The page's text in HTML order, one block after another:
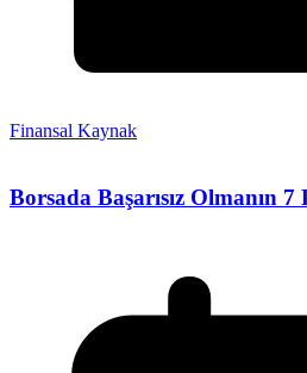
Finansal Kaynak
Borsada Başarısız Olmanın